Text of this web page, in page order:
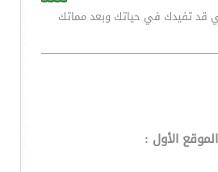
قد تفيدك في حياتك وبعد مماتك
الموقع الأول :